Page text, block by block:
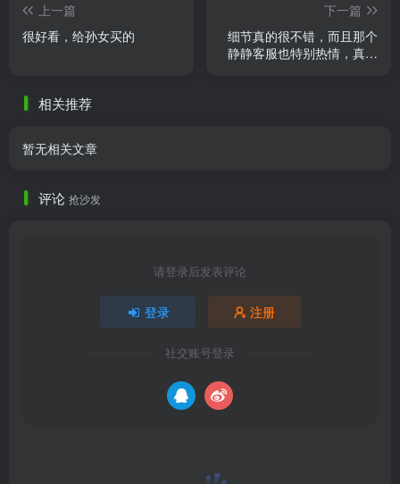
上一篇
很好看，给孙女买的
下一篇
细节真的很不错，而且那个
静静客服也特别热情，真心
相关推荐
暂无相关文章
评论 抢沙发
请登录后发表评论
登录 注册
社交账号登录